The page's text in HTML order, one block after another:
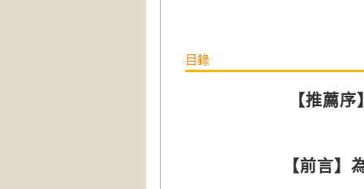
目錄
【推薦序
【前言】